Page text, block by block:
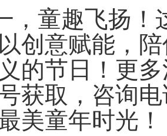
，童趣飞扬！
创意赋能，
的节日！更
获取，咨询
美童年时光！